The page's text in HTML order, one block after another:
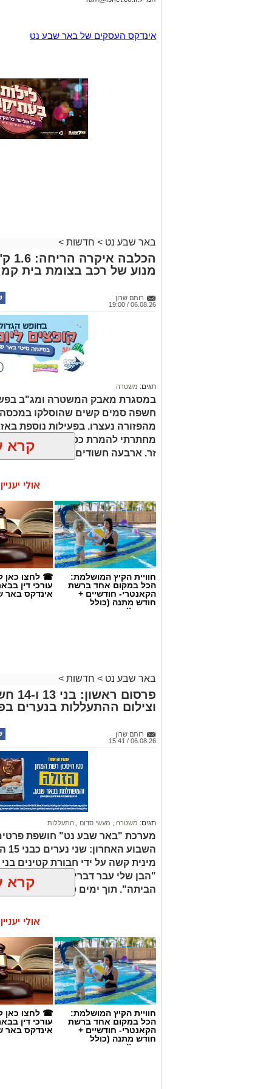
אינדקס העסקים של באר שבע נט
באר שבע נט > חדשות >
מנוע של רכב בצומת בית
רותם שרון
06.08.26 / 19:00
תגים: משטרה
במסגרת מאבק המשטרה ומג"ב
חשפה סמים קשים שהוסלקו במכסה
מהפזורה נעצרו. בפעילות נוספת
מחתרתי להמרת כספים שנוהל
זר. ארבעה חשודים נעצרו בסך הכל.
קרדיט: משטרת ישראל
שוטרי המחוז הדרומי
מג"ב ממשיכים להנחית
בנגב, עם שתי תפיסות
האחרונות. במסגרת
כוחות מג"ב יחד עם
חשוד בצומת בית קמה.
בחיפוש שנערך ברכב, בעזרתה של
תושבי הפזורה הבדואית, נעצרו מיד
הפעילות המוצלחת בצומת בית קמה
התעשייה ברהט על ידי בלשי התחנה
דרום. הכוחות חשפו עסק מחתרתי
להמשך חקירה. ממשטרת ישראל נמסר כי
התקפית נגד עבירות סמים, פשיעה
המשילות, לסכל פעילות עבריינית
יפעלו הכוחות.
קרא
אולי
חוויית הקיץ המושלמת:
הכל במקום אחד ברשת
הקאנטרי- חודשיים +
חודש מתנה (כולל
החגים!)
☎ לחצו כאן
עורכי דין
אינדקס באר
באר שבע נט > חדשות >
וצילום ההתעללות בנערים
רותם שרון
06.08.26 / 15:41
תגים: משטרה מעשי סדום התעללות
מערכת "באר שבע נט" חושפת
"הבן שלי עבר דברים מזעזעים,
הביתה". תוך ימים ספורים: צפוי
קרא
אולי
חוויית הקיץ המושלמת:
הכל במקום אחד ברשת
הקאנטרי- חודשיים +
חודש מתנה (כולל
החגים!)
☎ לחצו כאן
עורכי דין
אינדקס באר